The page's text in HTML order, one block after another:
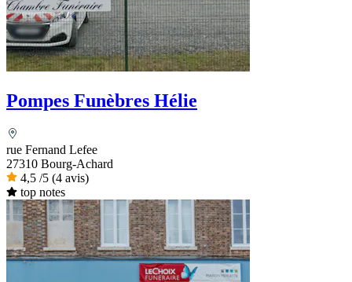
Pompes Funèbres Hélie
rue Fernand Lefee
27310 Bourg-Achard
4,5 /5 (4 avis)
top notes